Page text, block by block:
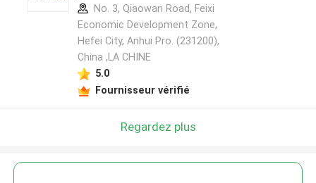
No. 3, Qiaowan Road, Feixi
Economic Development Zone,
Hefei City, Anhui Pro. (231200),
China ,LA CHINE
5.0
Fournisseur vérifié
Regardez plus